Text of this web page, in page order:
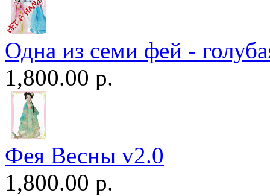
Одна из семи фей -
1,800.00 р.
Фея Весны v2.0
1,800.00 р.